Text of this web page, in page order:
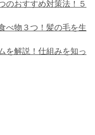
のおすすめ対策法！５
べ物３つ！髪の毛を生
を解説！仕組みを知っ